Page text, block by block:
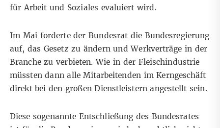
für Arbeit und Soziales evaluiert wird.
Im Mai forderte der Bundesrat die Bundesregierung
auf, das Gesetz zu ändern und Werkverträge in der
Branche zu verbieten. Wie in der Fleischindustrie
müssten dann alle Mitarbeitenden im Kerngeschäft
direkt bei den großen Dienstleistern angestellt sein.
Diese sogenannte Entschließung des Bundesrates